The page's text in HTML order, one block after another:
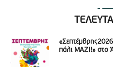
πάλι ΜΑΖΙ!» στο